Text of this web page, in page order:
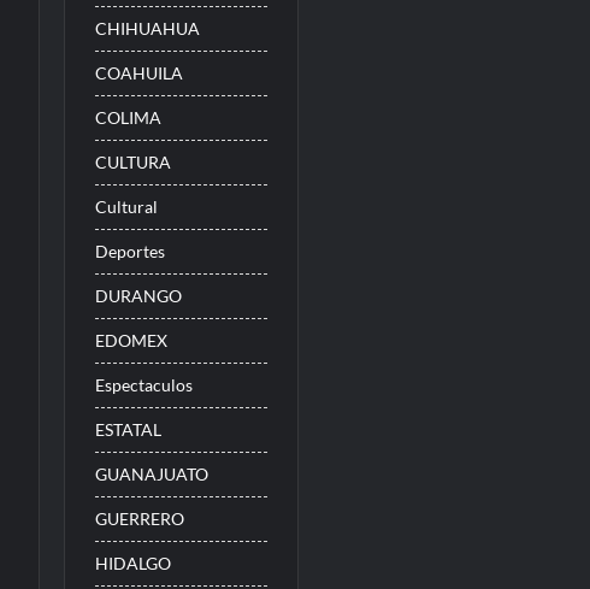
CHIHUAHUA
COAHUILA
COLIMA
CULTURA
Cultural
Deportes
DURANGO
EDOMEX
Espectaculos
ESTATAL
GUANAJUATO
GUERRERO
HIDALGO